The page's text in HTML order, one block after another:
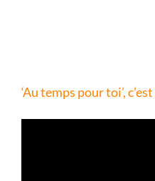
‘Au temps pour toi’,